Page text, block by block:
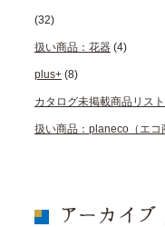
(32)
扱い商品：花器 (4)
plus+ (8)
カタログ未掲載商品リスト
扱い商品：planeco（エコ